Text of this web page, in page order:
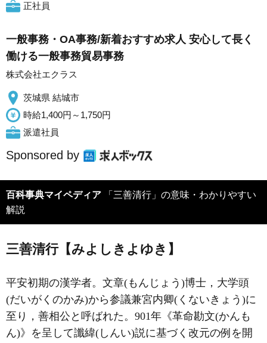
正社員
一般事務・OA事務/新着おすすめ求人 安心して長く
働ける一般事務貿易事務
株式会社エクラス
茨城県 結城市
時給1,400円～1,750円
派遣社員
Sponsored by
百科事典マイペディア
解説
三善清行【みよしきよゆき】
平安初期の漢学者。文章(もんじょう)博士，大学頭
(だいがくのかみ)から参議兼宮内卿(くないきょう)に
至り，善相公と呼ばれた。901年《革命勘文(かんも
ん)》を呈して讖緯(しんい)説に基づく改元の例を開